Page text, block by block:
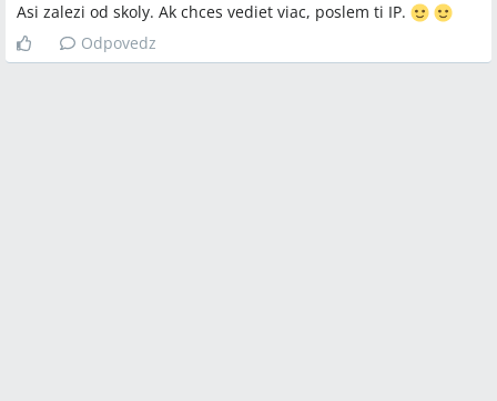
Asi zalezi od skoly. Ak chces vediet viac, poslem ti IP.
Odpovedz